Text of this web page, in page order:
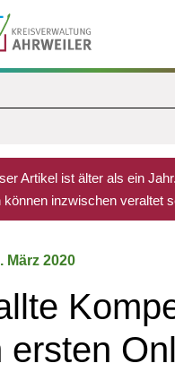
Artikel ist älter als ein
können inzwischen veraltet
März 2020